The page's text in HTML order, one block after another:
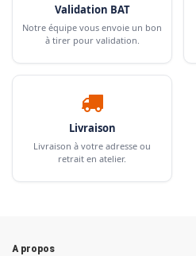
Validation BAT
Notre équipe vous envoie un bon
à tirer pour validation.
Livraison
Livraison à votre adresse ou
retrait en atelier.
A propos